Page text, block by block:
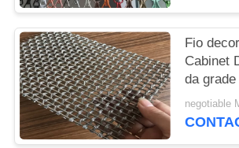
Fio
Cabinet
da grade
negotiable